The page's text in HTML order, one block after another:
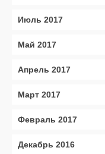
Июль 2017
Май 2017
Апрель 2017
Март 2017
Февраль 2017
Декабрь 2016